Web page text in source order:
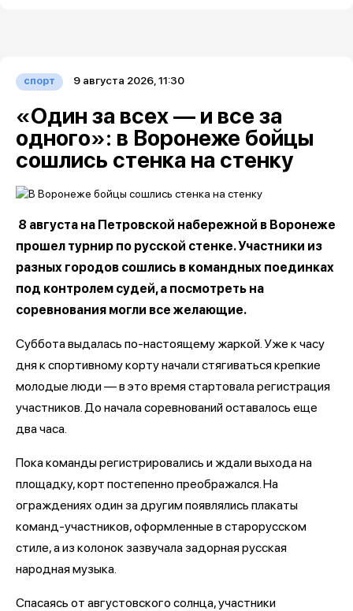
спорт 9 августа 2026, 11:30
«Один за всех — и все за
одного»: в Воронеже бойцы
сошлись стенка на стенку
8 августа на Петровской набережной в Воронеже
прошел турнир по русской стенке. Участники из
разных городов сошлись в командных поединках
под контролем судей, а посмотреть на
соревнования могли все желающие.
Суббота выдалась по-настоящему жаркой. Уже к часу
дня к спортивному корту начали стягиваться крепкие
молодые люди — в это время стартовала регистрация
участников. До начала соревнований оставалось еще
два часа.
Пока команды регистрировались и ждали выхода на
площадку, корт постепенно преображался. На
ограждениях один за другим появлялись плакаты
команд-участников, оформленные в старорусском
стиле, а из колонок зазвучала задорная русская
народная музыка.
Спасаясь от августовского солнца, участники